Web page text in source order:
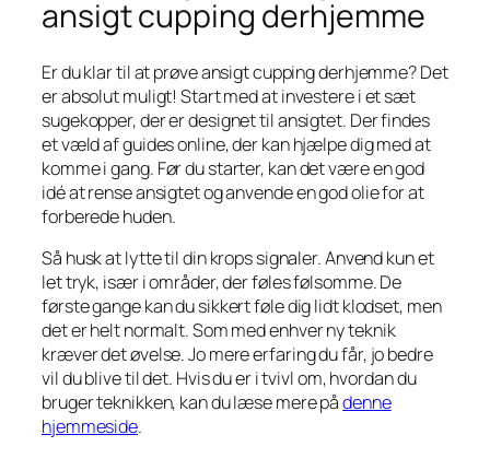
ansigt cupping derhjemme
Er du klar til at prøve ansigt cupping derhjemme? Det
er absolut muligt! Start med at investere i et sæt
sugekopper, der er designet til ansigtet. Der findes
et væld af guides online, der kan hjælpe dig med at
komme i gang. Før du starter, kan det være en god
idé at rense ansigtet og anvende en god olie for at
forberede huden.
Så husk at lytte til din krops signaler. Anvend kun et
let tryk, især i områder, der føles følsomme. De
første gange kan du sikkert føle dig lidt klodset, men
det er helt normalt. Som med enhver ny teknik
kræver det øvelse. Jo mere erfaring du får, jo bedre
vil du blive til det. Hvis du er i tvivl om, hvordan du
bruger teknikken, kan du læse mere pådenne
hjemmeside.